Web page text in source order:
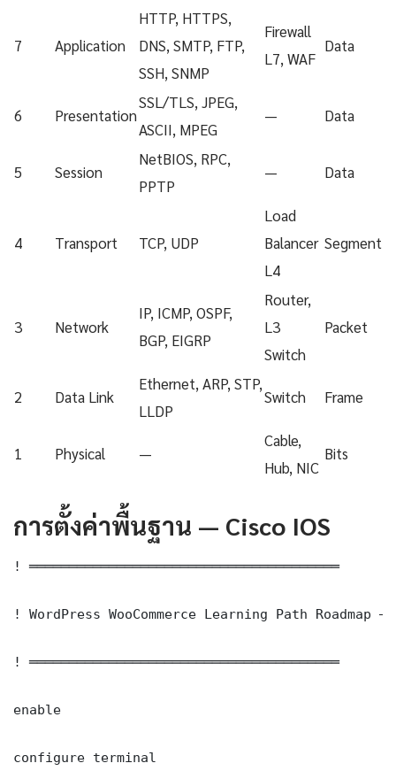
7 Application
HTTP, HTTPS,
DNS, SMTP, FTP,
SSH, SNMP
Firewall
L7, WAF
Data
6 Presentation
SSL/TLS, JPEG,
ASCII, MPEG
— Data
5 Session
NetBIOS, RPC,
PPTP
— Data
4 Transport TCP, UDP
Load
Balancer
L4
Segment
3 Network
IP, ICMP, OSPF,
BGP, EIGRP
Router,
L3
Switch
Packet
2 Data Link
Ethernet, ARP, STP,
LLDP
Switch Frame
1 Physical —
Cable,
Hub, NIC
Bits
การตั้งค่าพื้นฐาน — Cisco IOS
! ═══════════════════════════════════════
! WordPress WooCommerce Learning Path
! ═══════════════════════════════════════
enable
configure terminal